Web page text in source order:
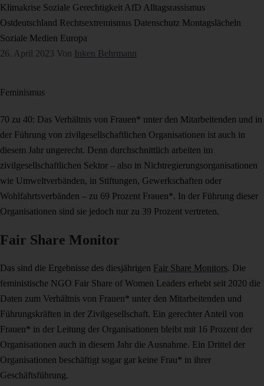
Klimakrise Soziale Gerechtigkeit AfD Alltagsrassismus
Ostdeutschland Rechtsextremismus Datenschutz Montagslächeln
Soziale Medien Europa
26. April 2023 Von Inken Behrmann
Feminismus
70 zu 40: Das Verhältnis von Frauen* unter den Mitarbeitenden und in
der Führung von zivilgesellschaftlichen Organisationen ist auch in
diesem Jahr ungerecht. Denn durchschnittlich arbeiten im
zivilgesellschaftlichen Sektor – also in Nichtregierungsorganisationen
wie Umweltverbänden, in Stiftungen, Gewerkschaften oder
Wohlfahrtsverbänden – zu 69 Prozent Frauen*. In der Führung dieser
Organisationen sind sie jedoch nur zu 39 Prozent vertreten.
Fair Share Monitor
Das sind die Ergebnisse des diesjährigen Fair Share Monitors. Die
feministische NGO Fair Share of Women Leaders erhebt seit 2020 die
Daten zum Verhältnis von Frauen* unter den Mitarbeitenden und
Führungskräften in der Zivilgesellschaft. Ein gerechter Anteil von
Frauen* in der Leitung der Organisationen bleibt mit 16 Prozent der
Organisationen auch in diesem Jahr die Ausnahme. Ein Drittel der
Organisationen beschäftigt sogar gar keine Frau* in ihrer
Geschäftsführung.